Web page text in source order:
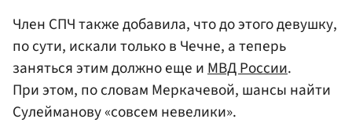
Член СПЧ также добавила, что до этого девушку,
по сути, искали только в Чечне, а теперь
заняться этим должно еще иМВД России.
При этом, по словам Меркачевой, шансы найти
Сулейманову «совсем невелики».